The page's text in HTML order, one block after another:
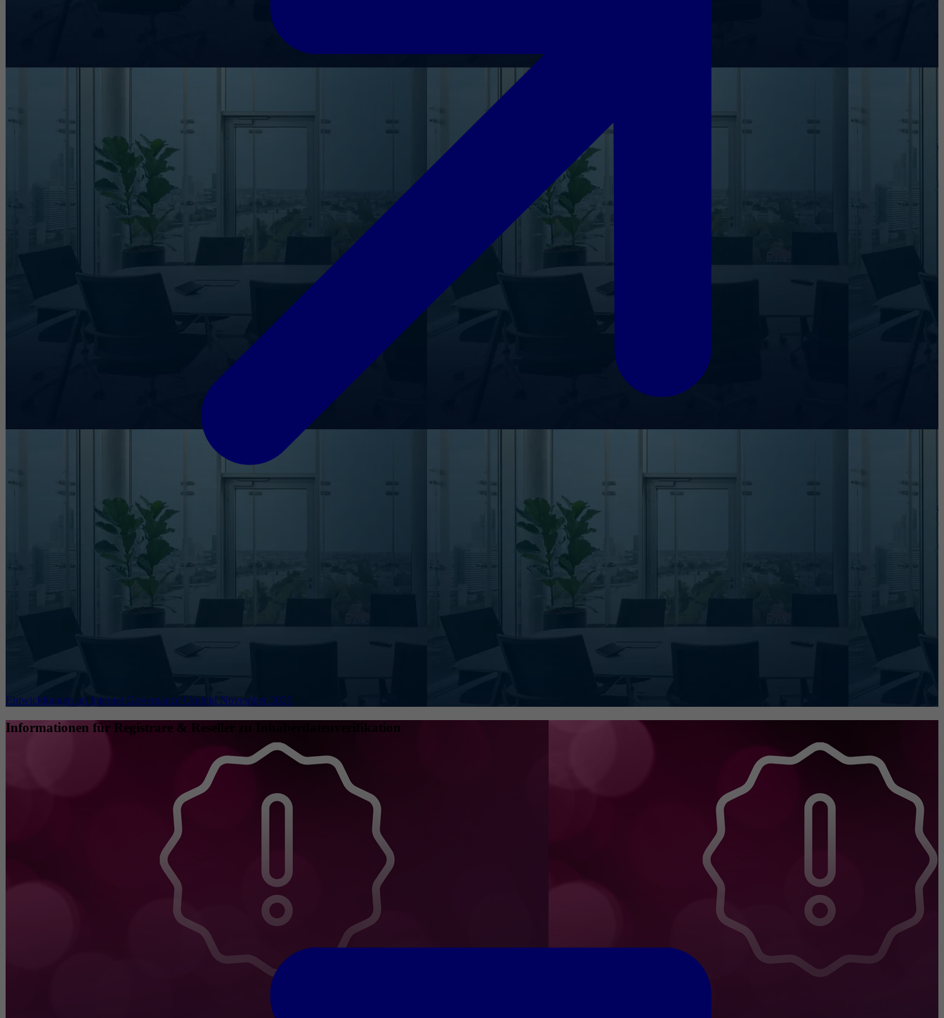
Entwicklungen im Internet Governance Umfeld November 2025
Informationen für Registrare & Reseller zu Inhaberdatenverifikation